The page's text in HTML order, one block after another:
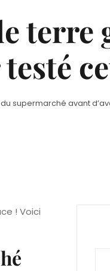
terre
supermarché avant
! Voici